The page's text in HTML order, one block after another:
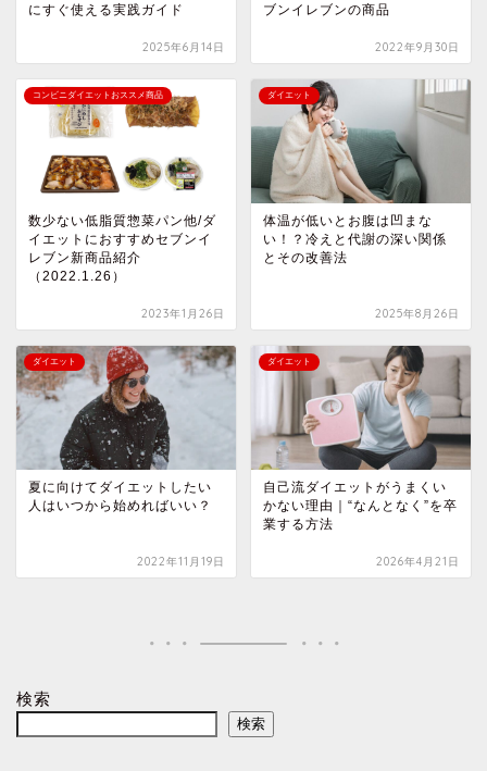
にすぐ使える実践ガイド
2025年6月14日
ブンイレブンの商品
2022年9月30日
コンビニダイエットおススメ商品
数少ない低脂質惣菜パン他/ダ
イエットにおすすめセブンイ
レブン新商品紹介
（2022.1.26）
2023年1月26日
ダイエット
体温が低いとお腹は凹まな
い！？冷えと代謝の深い関係
とその改善法
2025年8月26日
ダイエット
夏に向けてダイエットしたい
人はいつから始めればいい？
2022年11月19日
ダイエット
自己流ダイエットがうまくい
かない理由｜“なんとなく”を卒
業する方法
2026年4月21日
検索
検索